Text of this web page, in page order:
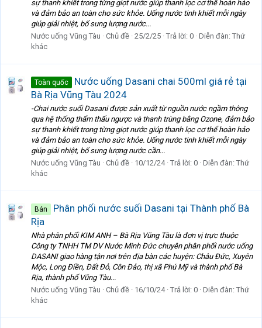
sự thanh khiết trong từng giọt nước giúp thanh lọc cơ thể hoàn hảo
và đảm bảo an toàn cho sức khỏe. Uống nước tinh khiết mỗi ngày
giúp giải nhiệt, bổ sung lượng nước...
Nước uống Vũng Tàu
Chủ đề 25/2/25 Trả lời: 0 Diễn đàn: Thứ
khác
Toàn quốc
Nước uống Dasani chai 500ml giá rẻ tại
Bà Rịa Vũng Tàu 2024
-Chai nước suối Dasani được sản xuất từ nguồn nước ngầm thông
qua hệ thống thẩm thấu ngược và thanh trùng bằng Ozone, đảm bảo
sự thanh khiết trong từng giọt nước giúp thanh lọc cơ thể hoàn hảo
và đảm bảo an toàn cho sức khỏe. Uống nước tinh khiết mỗi ngày
giúp giải nhiệt, bổ sung lượng nước cần...
Nước uống Vũng Tàu
Chủ đề 10/12/24 Trả lời: 0 Diễn đàn: Thứ
khác
Bán
Phân phối nước suối Dasani tại Thành phố Bà
Rịa
Nhà phân phối KIM ANH – Bà Rịa Vũng Tàu là đơn vị trực thuộc
Công ty TNHH TM DV Nước Minh Đức chuyên phân phối nước uống
DASANI giao hàng tận nơi trên địa bàn các huyện: Châu Đức, Xuyên
Mộc, Long Điền, Đất Đỏ, Côn Đảo, thị xã Phú Mỹ và thành phố Bà
Rịa, thành phố Vũng Tàu...
Nước uống Vũng Tàu
Chủ đề 16/10/24 Trả lời: 0 Diễn đàn: Thứ
khác